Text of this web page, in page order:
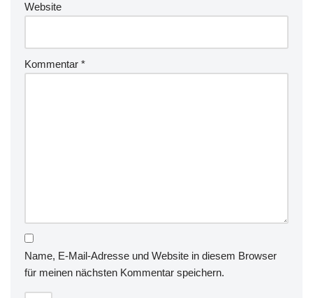
Website
Kommentar *
Name, E-Mail-Adresse und Website in diesem Browser
für meinen nächsten Kommentar speichern.